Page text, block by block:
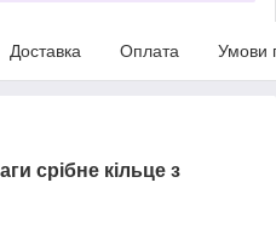
Доставка Оплата Умови
срібне кільце з